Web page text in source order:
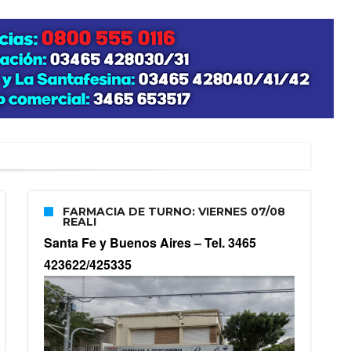
FARMACIA DE TURNO: VIERNES 07/08
REALI
Santa Fe y Buenos Aires –Tel. 3465
423622/425335